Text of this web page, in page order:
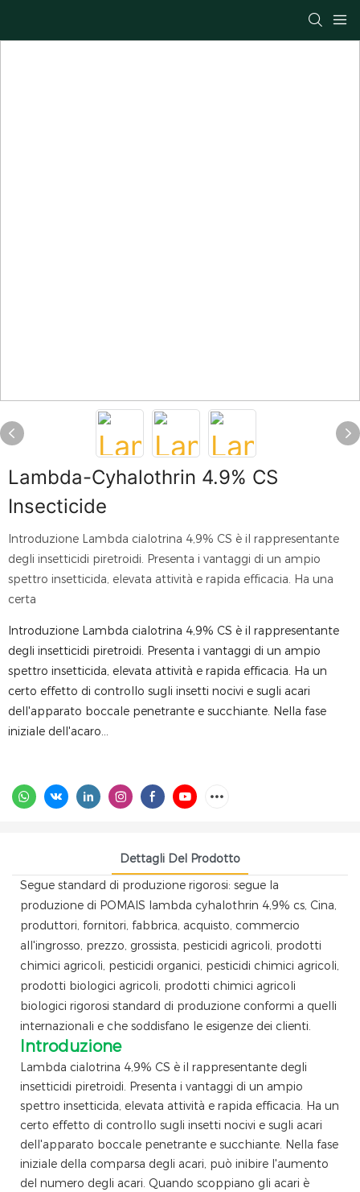
Lambda-Cyhalothrin 4.9% CS
Insecticide
Introduzione Lambda cialotrina 4,9% CS è il rappresentante
degli insetticidi piretroidi. Presenta i vantaggi di un ampio
spettro insetticida, elevata attività e rapida efficacia. Ha una
certa
Introduzione Lambda cialotrina 4,9% CS è il rappresentante
degli insetticidi piretroidi. Presenta i vantaggi di un ampio
spettro insetticida, elevata attività e rapida efficacia. Ha un
certo effetto di controllo sugli insetti nocivi e sugli acari
dell'apparato boccale penetrante e succhiante. Nella fase
iniziale dell'acaro...
Dettagli Del Prodotto
Segue standard di produzione rigorosi: segue la
produzione di POMAIS lambda cyhalothrin 4,9% cs, Cina,
produttori, fornitori, fabbrica, acquisto, commercio
all'ingrosso, prezzo, grossista, pesticidi agricoli, prodotti
chimici agricoli, pesticidi organici, pesticidi chimici agricoli,
prodotti biologici agricoli, prodotti chimici agricoli
biologici rigorosi standard di produzione conformi a quelli
internazionali e che soddisfano le esigenze dei clienti.
Introduzione
Lambda cialotrina 4,9% CS è il rappresentante degli
insetticidi piretroidi. Presenta i vantaggi di un ampio
spettro insetticida, elevata attività e rapida efficacia. Ha un
certo effetto di controllo sugli insetti nocivi e sugli acari
dell'apparato boccale penetrante e succhiante. Nella fase
iniziale della comparsa degli acari, può inibire l'aumento
del numero degli acari. Quando scoppiano gli acari è